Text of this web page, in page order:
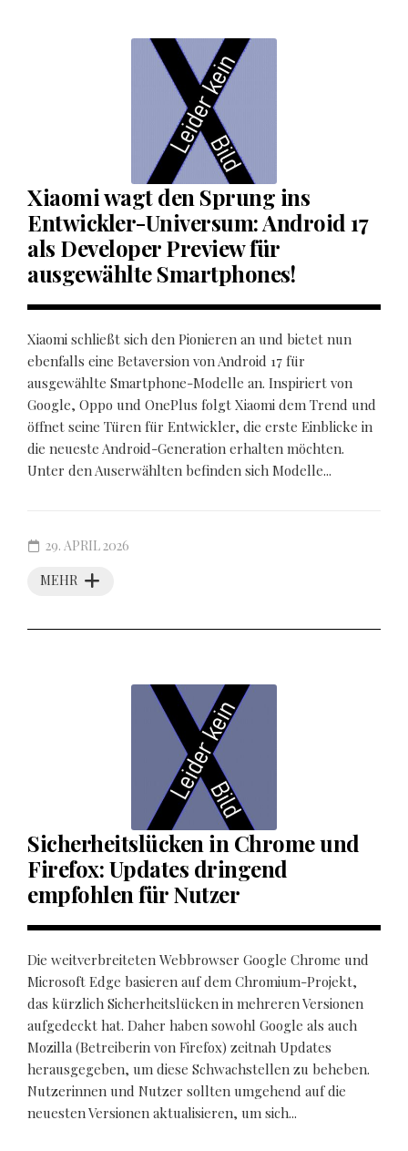
Xiaomi wagt den Sprung ins
Entwickler-Universum: Android 17
als Developer Preview für
ausgewählte Smartphones!
Xiaomi schließt sich den Pionieren an und bietet nun
ebenfalls eine Betaversion von Android 17 für
ausgewählte Smartphone-Modelle an. Inspiriert von
Google, Oppo und OnePlus folgt Xiaomi dem Trend und
öffnet seine Türen für Entwickler, die erste Einblicke in
die neueste Android-Generation erhalten möchten.
Unter den Auserwählten befinden sich Modelle...
MEHR
29. APRIL 2026
Sicherheitslücken in Chrome und
Firefox: Updates dringend
empfohlen für Nutzer
Die weitverbreiteten Webbrowser Google Chrome und
Microsoft Edge basieren auf dem Chromium-Projekt,
das kürzlich Sicherheitslücken in mehreren Versionen
aufgedeckt hat. Daher haben sowohl Google als auch
Mozilla (Betreiberin von Firefox) zeitnah Updates
herausgegeben, um diese Schwachstellen zu beheben.
Nutzerinnen und Nutzer sollten umgehend auf die
neuesten Versionen aktualisieren, um sich...